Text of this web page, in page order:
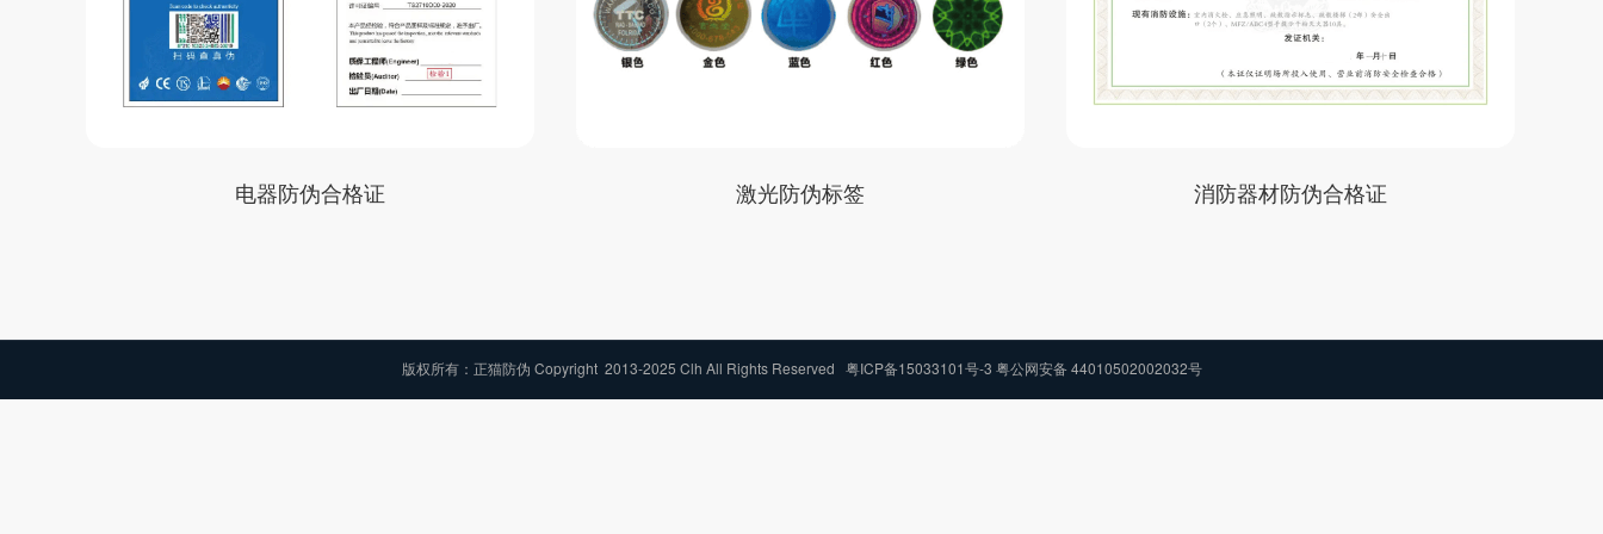
电器防伪合格证 激光防伪标签 消防器材防伪合格证
版权所有：正猫防伪 Copyright 2013-2025 Clh All Rights Reserved 粤ICP备15033101号-3 粤公网安备 44010502002032号